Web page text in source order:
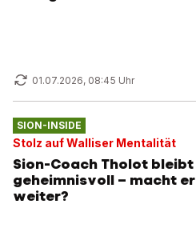
01.07.2026, 08:45 Uhr
SION-INSIDE
Stolz auf Walliser Mentalität
Sion-Coach Tholot bleibt
geheimnisvoll – macht er
weiter?